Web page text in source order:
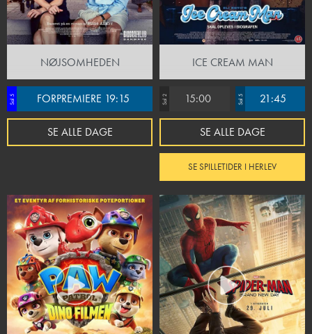
NØJSOMHEDEN
Sal 5 FORPREMIERE 19:15
SE ALLE DAGE
ICE CREAM MAN
Sal 2 15:00 Sal 5 21:45
SE ALLE DAGE
SE SPILLETIDER I HERLEV